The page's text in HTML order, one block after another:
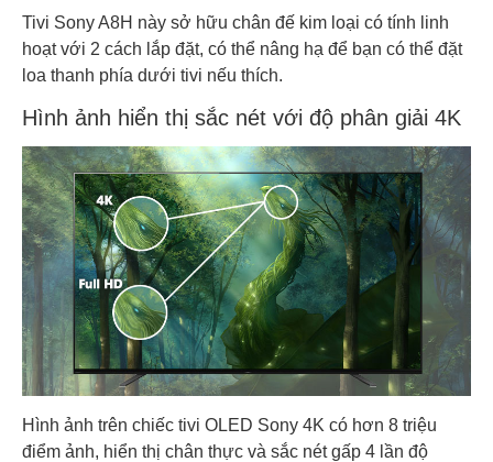
Tivi Sony A8H này sở hữu chân đế kim loại có tính linh
hoạt với 2 cách lắp đặt, có thể nâng hạ để bạn có thể đặt
loa thanh phía dưới tivi nếu thích.
Hình ảnh hiển thị sắc nét với độ phân giải 4K
Hình ảnh trên chiếc tivi OLED Sony 4K có hơn 8 triệu
điểm ảnh, hiển thị chân thực và sắc nét gấp 4 lần độ